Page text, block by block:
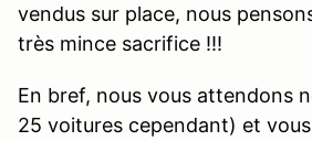
vendus sur place, nous
très mince sacrifice !!!
En bref, nous vous attendons
25 voitures cependant) et